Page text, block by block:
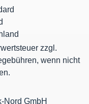
zzgl.
wenn nicht
Nord GmbH